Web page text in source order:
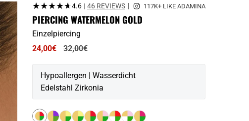
★★★★★
★★★★★4.6 | 46 REVIEWS
PIERCING WATERMELON GOLD
Einzelpiercing
24,00€
Regulärer
32,00€
Hypoallergen | Wasserdicht
Edelstahl Zirkonia